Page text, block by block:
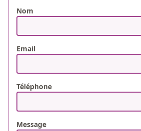
Nom
Email
Téléphone
Message